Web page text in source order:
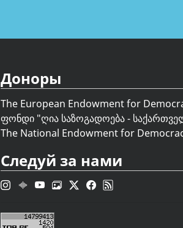
Доноры
The European Endowment for
ფონდი "ღია საზოგადოება -
The National Endowment for
Следуй за нами